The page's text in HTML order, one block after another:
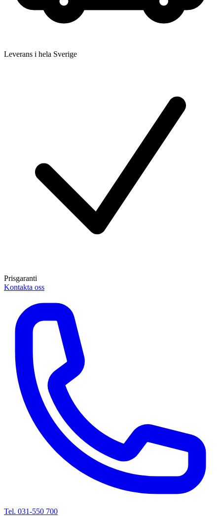
Leverans i hela Sverige
Prisgaranti
Kontakta oss
Tel. 031-550 700